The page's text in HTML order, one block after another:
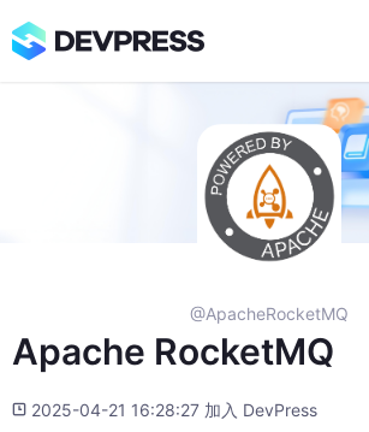
@ApacheRocketMQ
Apache RocketMQ
2025-04-21 16:28:27 加入 DevPress